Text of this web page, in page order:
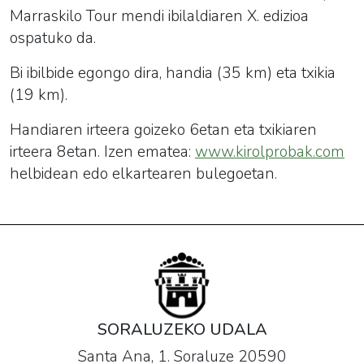
Marraskilo Tour mendi ibilaldiaren X. edizioa
ospatuko da.
Bi ibilbide egongo dira, handia (35 km) eta txikia
(19 km).
Handiaren irteera goizeko 6etan eta txikiaren
irteera 8etan. Izen ematea: www.kirolprobak.com
helbidean edo elkartearen bulegoetan.
SORALUZEKO UDALA
Santa Ana, 1. Soraluze 20590